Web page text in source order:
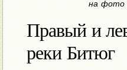
на фото
Правый и
реки Битюг